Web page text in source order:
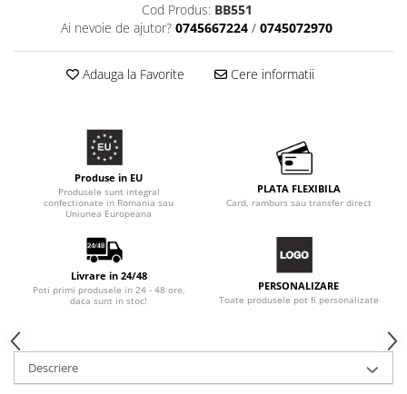
Cod Produs: BB551
Ai nevoie de ajutor? 0745667224 / 0745072970
Adauga la Favorite Cere informatii
Produse in EU
Produsele sunt integral
confectionate in Romania sau
Uniunea Europeana
PLATA FLEXIBILA
Card, ramburs sau transfer direct
Livrare in 24/48
Poti primi produsele in 24 - 48 ore,
daca sunt in stoc!
PERSONALIZARE
Toate produsele pot fi personalizate
Descriere